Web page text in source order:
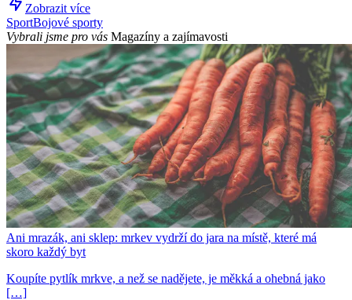
Zobrazit více
SportBojové sporty
Vybrali jsme pro vás Magazíny a zajímavosti
Ani mrazák, ani sklep: mrkev vydrží do jara na místě, které má
skoro každý byt
Koupíte pytlík mrkve, a než se nadějete, je měkká a ohebná jako
[…]